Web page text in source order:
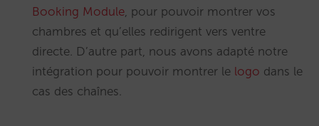
Booking Module, pour pouvoir montrer vos
chambres et qu’elles redirigent vers ventre
directe. D’autre part, nous avons adapté notre
intégration pour pouvoir montrer le logo dans le
cas des chaînes.